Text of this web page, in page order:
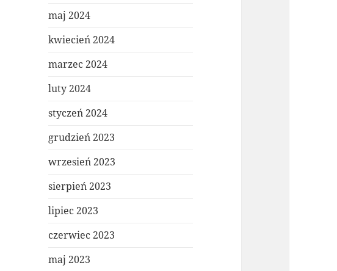
maj 2024
kwiecień 2024
marzec 2024
luty 2024
styczeń 2024
grudzień 2023
wrzesień 2023
sierpień 2023
lipiec 2023
czerwiec 2023
maj 2023